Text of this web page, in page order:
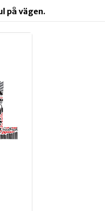
på vägen.